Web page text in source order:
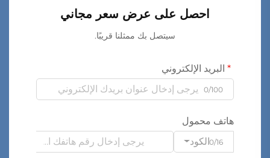
احصل على عرض سعر مجاني
سيتصل بك ممثلنا قريبًا.
البريد الإلكتروني
0/100
هاتف محمول
الكود0/16